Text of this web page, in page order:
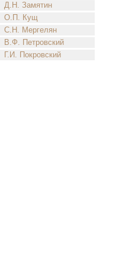
Д.Н. Замятин
О.П. Кущ
С.Н. Мергелян
В.Ф. Петровский
Г.И. Покровский